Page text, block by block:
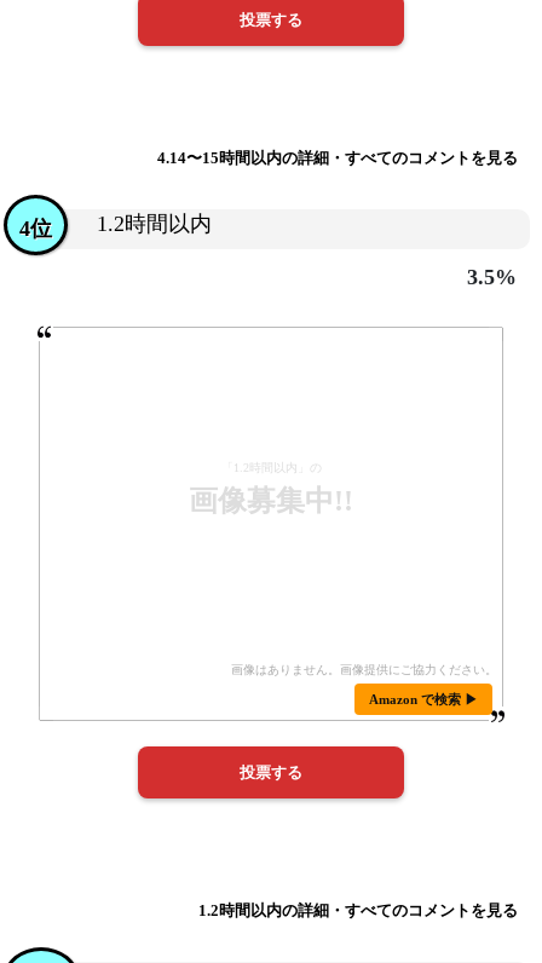
4.14〜15時間以内の詳細・すべてのコメントを見る
1.2時間以内
4位
3.5%
「1.2時間以内」の
画像募集中!!
Amazon で検索 ▶
1.2時間以内の詳細・すべてのコメントを見る